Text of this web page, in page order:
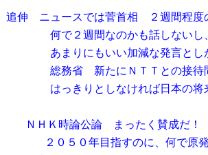
追伸 ニュースでは菅首相 ２週間程度
何で２週間なのかも話しないし、
あまりにもいい加減な発言としか
総務省 新たにＮＴＴとの接待問
はっきりとしなければ日本の将来
ＮＨＫ時論公論 まったく賛成だ！
２０５０年目指すのに、何で原発